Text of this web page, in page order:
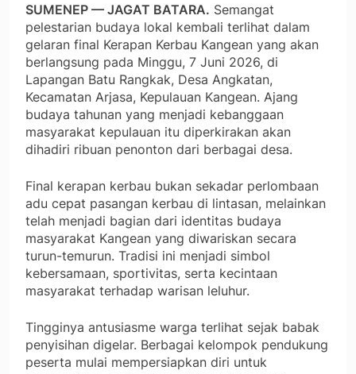
SUMENEP — JAGAT BATARA. Semangat
pelestarian budaya lokal kembali terlihat dalam
gelaran final Kerapan Kerbau Kangean yang akan
berlangsung pada Minggu, 7 Juni 2026, di
Lapangan Batu Rangkak, Desa Angkatan,
Kecamatan Arjasa, Kepulauan Kangean. Ajang
budaya tahunan yang menjadi kebanggaan
masyarakat kepulauan itu diperkirakan akan
dihadiri ribuan penonton dari berbagai desa.
Final kerapan kerbau bukan sekadar perlombaan
adu cepat pasangan kerbau di lintasan, melainkan
telah menjadi bagian dari identitas budaya
masyarakat Kangean yang diwariskan secara
turun-temurun. Tradisi ini menjadi simbol
kebersamaan, sportivitas, serta kecintaan
masyarakat terhadap warisan leluhur.
Tingginya antusiasme warga terlihat sejak babak
penyisihan digelar. Berbagai kelompok pendukung
peserta mulai mempersiapkan diri untuk